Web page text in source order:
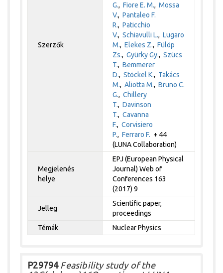
Szerzők
G.,Fiore E. M.,Mossa
V.,Pantaleo F.
R.,Paticchio
V.,Schiavulli L.,Lugaro
M.,Elekes Z.,Fülöp
Zs.,Gyürky Gy.,Szücs
T.,Bemmerer
D.,Stöckel K., Takács
M.,Aliotta M.,Bruno C.
G.,Chillery
T.,Davinson
T.,Cavanna
F.,Corvisiero
P.,Ferraro F. + 44
(LUNA Collaboration)
Megjelenés
helye
EPJ (European Physical
Journal) Web of
Conferences 163
(2017) 9
Jelleg
Scientific paper,
proceedings
Témák
Nuclear Physics
P29794Feasibility study of the